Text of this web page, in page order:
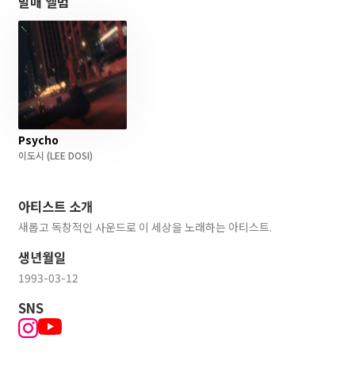
Psycho
이도시 (LEE DOSI)
아티스트 소개
새롭고 독창적인 사운드로 이 세상을 노래하는 아티스트.
생년월일
1993-03-12
SNS